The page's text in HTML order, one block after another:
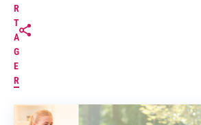
R
T
A
G
E
R